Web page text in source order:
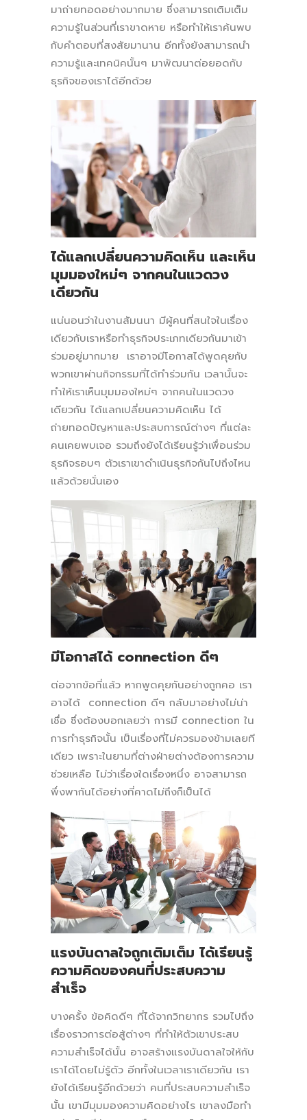
มาถ่ายทอดอย่างมากมาย ซึ่งสามารถเติมเต็ม
ความรู้ในส่วนที่เราขาดหาย หรือทำให้เราค้นพบ
กับคำตอบที่สงสัยมานาน อีกทั้งยังสามารถนำ
ความรู้และเทคนิคนั้นๆ มาพัฒนาต่อยอดกับ
ธุรกิจของเราได้อีกด้วย
ได้แลกเปลี่ยนความคิดเห็น และเห็น
มุมมองใหม่ๆ จากคนในแวดวง
เดียวกัน
แน่นอนว่าในงานสัมนนา มีผู้คนที่สนใจในเรื่อง
เดียวกับเราหรือทำธุรกิจประเภทเดียวกันมาเข้า
ร่วมอยู่มากมาย เราอาจมีโอกาสได้พูดคุยกับ
พวกเขาผ่านกิจกรรมที่ได้ทำร่วมกัน เวลานั้นจะ
ทำให้เราเห็นมุมมองใหม่ๆ จากคนในแวดวง
เดียวกัน ได้แลกเปลี่ยนความคิดเห็น ได้
ถ่ายทอดปัญหาและประสบการณ์ต่างๆ ที่แต่ละ
คนเคยพบเจอ รวมถึงยังได้เรียนรู้ว่าเพื่อนร่วม
ธุรกิจรอบๆ ตัวเราเขาดำเนินธุรกิจกันไปถึงไหน
แล้วด้วยนั่นเอง
มีโอกาสได้ connection ดีๆ
ต่อจากข้อที่แล้ว หากพูดคุยกันอย่างถูกคอ เรา
อาจได้ connection ดีๆ กลับมาอย่างไม่น่า
เชื่อ ซึ่งต้องบอกเลยว่า การมี connection ใน
การทำธุรกิจนั้น เป็นเรื่องที่ไม่ควรมองข้ามเลยที
เดียว เพราะในยามที่ต่างฝ่ายต่างต้องการความ
ช่วยเหลือ ไม่ว่าเรื่องใดเรื่องหนึ่ง อาจสามารถ
พึ่งพากันได้อย่างที่คาดไม่ถึงก็เป็นได้
แรงบันดาลใจถูกเติมเต็ม ได้เรียนรู้
ความคิดของคนที่ประสบความ
สำเร็จ
บางครั้ง ข้อคิดดีๆ ที่ได้จากวิทยากร รวมไปถึง
เรื่องราวการต่อสู้ต่างๆ ที่ทำให้ตัวเขาประสบ
ความสำเร็จได้นั้น อาจสร้างแรงบันดาลใจให้กับ
เราได้โดยไม่รู้ตัว อีกทั้งในเวลาเราเดียวกัน เรา
ยังได้เรียนรู้อีกด้วยว่า คนที่ประสบความสำเร็จ
นั้น เขามีมุมมองความคิดอย่างไร เขาลงมือทำ